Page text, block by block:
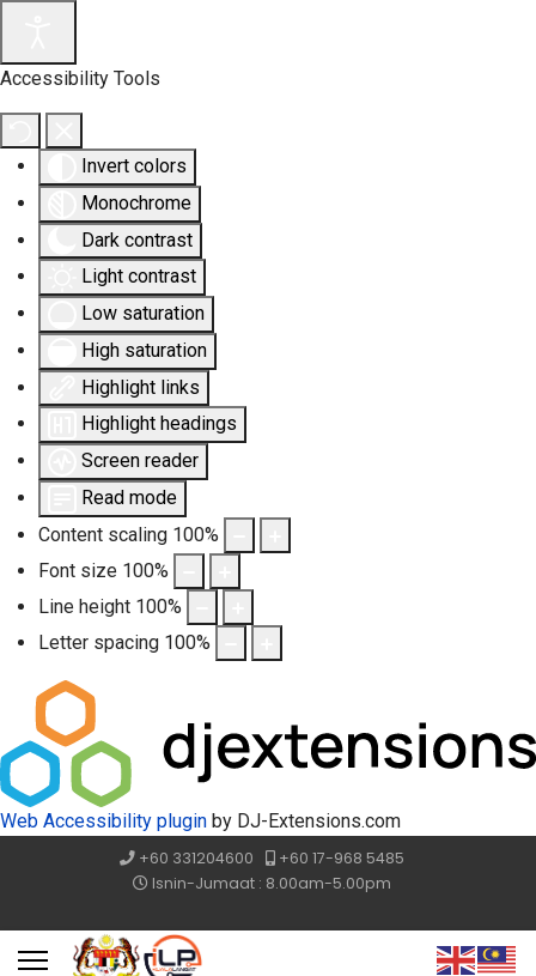
Accessibility Tools
Invert colors
Monochrome
Dark contrast
Light contrast
Low saturation
High saturation
Highlight links
Highlight headings
Screen reader
Read mode
Content scaling 100%
Font size 100%
Line height 100%
Letter spacing 100%
Web Accessibility plugin by DJ-Extensions.com
+60 331204600
+60 17-968 5485
Isnin-Jumaat : 8.00am-5.00pm